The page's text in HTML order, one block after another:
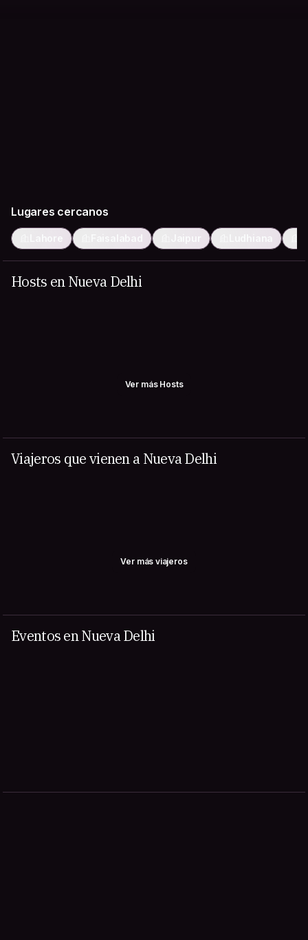
Lugares cercanos
Lahore Faisalabad Jaipur Ludhiana
Hosts en Nueva Delhi
Ver más Hosts
Viajeros que vienen a Nueva Delhi
Ver más viajeros
Eventos en Nueva Delhi